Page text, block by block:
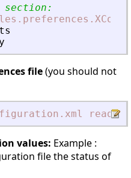
section:
file(you should not
values: Example :
file the status of